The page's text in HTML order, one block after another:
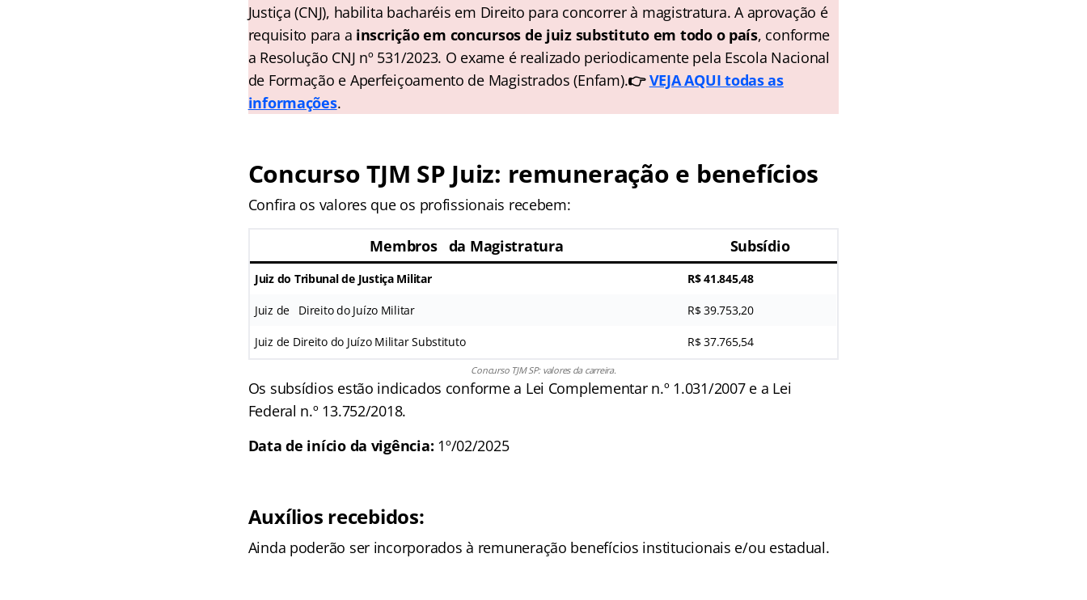
Justiça (CNJ), habilita bacharéis em Direito para concorrer à magistratura. A aprovação é
requisito para a inscrição em concursos de juiz substituto em todo o país, conforme
a Resolução CNJ nº 531/2023. O exame é realizado periodicamente pela Escola Nacional
de Formação e Aperfeiçoamento de Magistrados (Enfam).👉VEJA AQUI todas as
informações.
Concurso TJM SP Juiz: remuneração e benefícios
Confira os valores que os profissionais recebem:
Membros da Magistratura Subsídio
Juiz do Tribunal de Justiça Militar R$ 41.845,48
Juiz de Direito do Juízo Militar R$ 39.753,20
Juiz de Direito do Juízo Militar Substituto R$ 37.765,54
Concurso TJM SP: valores da carreira.
Os subsídios estão indicados conforme a Lei Complementar n.º 1.031/2007 e a Lei
Federal n.º 13.752/2018.
Data de início da vigência: 1º/02/2025
Auxílios recebidos:
Ainda poderão ser incorporados à remuneração benefícios institucionais e/ou estadual.